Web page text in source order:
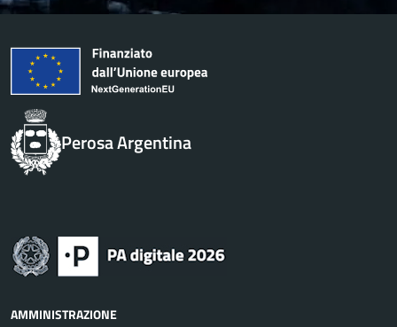
Perosa Argentina
AMMINISTRAZIONE